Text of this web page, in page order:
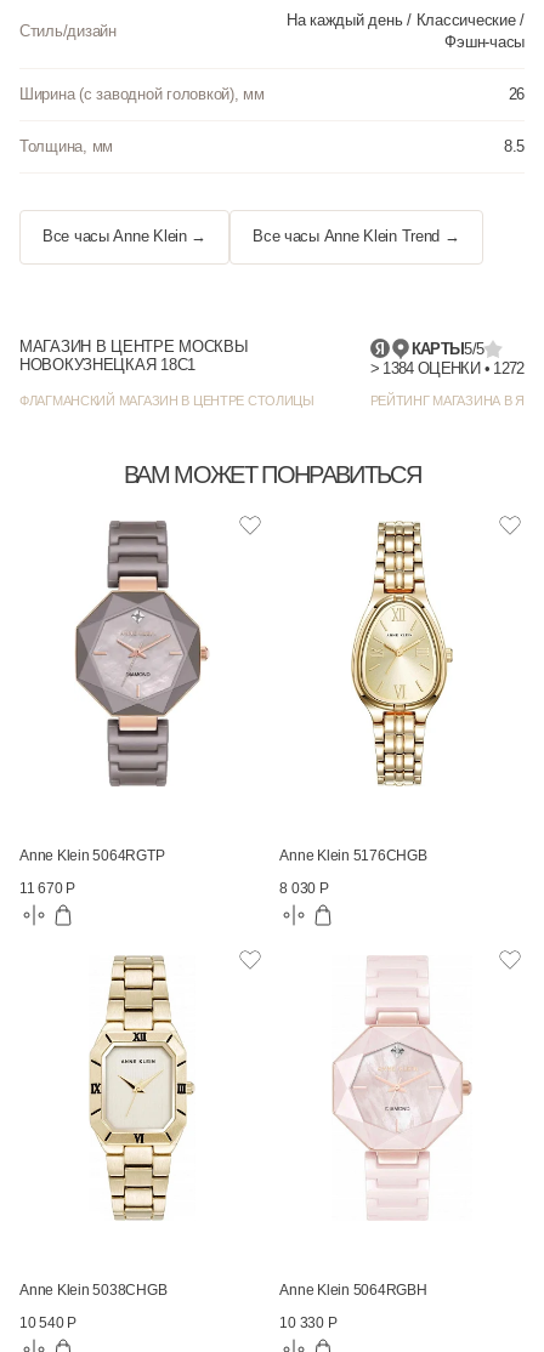
Стиль/дизайн
На каждый день / Классические /
Фэшн-часы
Ширина (с заводной головкой), мм 26
Толщина, мм 8.5
Все часы Anne Klein → Все часы Anne Klein Trend →
МАГАЗИН В ЦЕНТРЕ МОСКВЫ
НОВОКУЗНЕЦКАЯ 18С1
ФЛАГМАНСКИЙ МАГАЗИН В ЦЕНТРЕ СТОЛИЦЫ
КАРТЫ5/5
РЕЙТИНГ МАГАЗИНА В
ВАМ МОЖЕТ ПОНРАВИТЬСЯ
Anne Klein 5064RGTP
11 670 Р
Anne Klein 5176CHGB
8 030 Р
Anne Klein 5038CHGB
10 540 Р
Anne Klein 5064RGBH
10 330 Р